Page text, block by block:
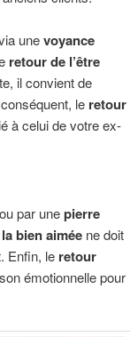
unevoyance
retour de l’être
il convient de
le retour
à celui de votre ex-
ou par unepierre
bien aimée ne doit
Enfin, le retour
émotionnelle pour